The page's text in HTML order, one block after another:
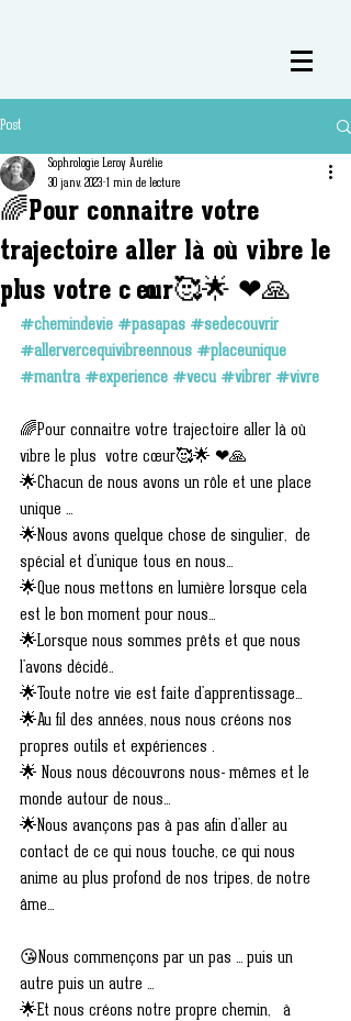
Post
🌈Pour connaitre votre
trajectoire aller là où vibre le
plus votre cœur🥰🌟 ❤🙏
Sophrologie Leroy Aurélie
30 janv. 2023 1 min de lecture
#chemindevie #pasapas #sedecouvrir
#allervercequivibreennous #placeunique
#mantra #experience #vecu #vibrer #vivre
🌈Pour connaitre votre trajectoire aller là où
vibre le plus  votre cœur🥰🌟 ❤🙏
🌟Chacun de nous avons un rôle et une place
unique ...
🌟Nous avons quelque chose de singulier,  de
spécial et d'unique tous en nous...
🌟Que nous mettons en lumière lorsque cela
est le bon moment pour nous...
🌟Lorsque nous sommes prêts et que nous
l'avons décidé..
🌟Toute notre vie est faite d'apprentissage...
🌟Au fil des années, nous nous créons nos
propres outils et expériences .
🌟 Nous nous découvrons nous- mêmes et le
monde autour de nous...
🌟Nous avançons pas à pas afin d'aller au
contact de ce qui nous touche, ce qui nous
anime au plus profond de nos tripes, de notre
âme...
😘Nous commençons par un pas ... puis un
autre puis un autre ...
🌟Et nous créons notre propre chemin,   à